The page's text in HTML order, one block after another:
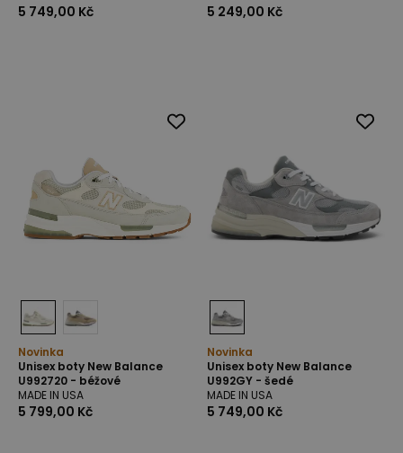
5 749,00 Kč 5 249,00 Kč
Novinka
Unisex boty New Balance
U992720 - béžové
MADE IN USA
5 799,00 Kč
Novinka
Unisex boty New Balance
U992GY - šedé
MADE IN USA
5 749,00 Kč